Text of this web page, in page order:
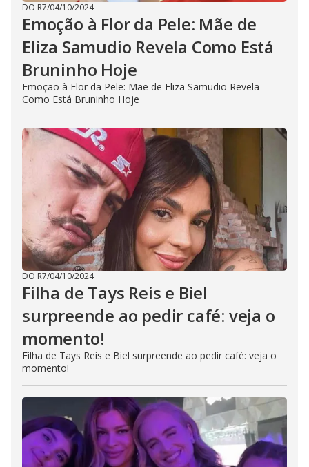
DO R7/04/10/2024
Emoção à Flor da Pele: Mãe de
Eliza Samudio Revela Como Está
Bruninho Hoje
Emoção à Flor da Pele: Mãe de Eliza Samudio Revela
Como Está Bruninho Hoje
DO R7/04/10/2024
Filha de Tays Reis e Biel
surpreende ao pedir café: veja o
momento!
Filha de Tays Reis e Biel surpreende ao pedir café: veja o
momento!